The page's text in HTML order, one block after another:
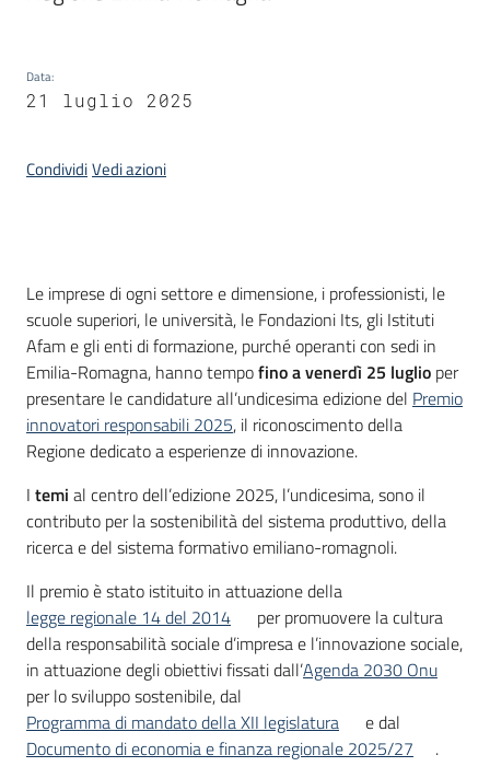
Newsletter
su
Data:
21 luglio 2025
CondividiVedi azioni
Introduzione
Le imprese di ogni settore e dimensione, i professionisti, le
scuole superiori, le università, le Fondazioni Its, gli Istituti
Afam e gli enti di formazione, purché operanti con sedi in
Emilia-Romagna, hanno tempofino a venerdì 25 luglio per
presentare le candidature all’undicesima edizione del Premio
innovatori responsabili 2025, il riconoscimento della
Regione dedicato a esperienze di innovazione.
I temi al centro dell’edizione 2025, l’undicesima, sono il
contributo per la sostenibilità del sistema produttivo, della
ricerca e del sistema formativo emiliano-romagnoli.
Il premio è stato istituito in attuazione della
legge regionale 14 del 2014
per promuovere la cultura
della responsabilità sociale d’impresa e l’innovazione sociale,
in attuazione degli obiettivi fissati dall’Agenda 2030 Onu
per lo sviluppo sostenibile, dal
Programma di mandato della XII legislatura
e dal
Documento di economia e finanza regionale 2025/27
.